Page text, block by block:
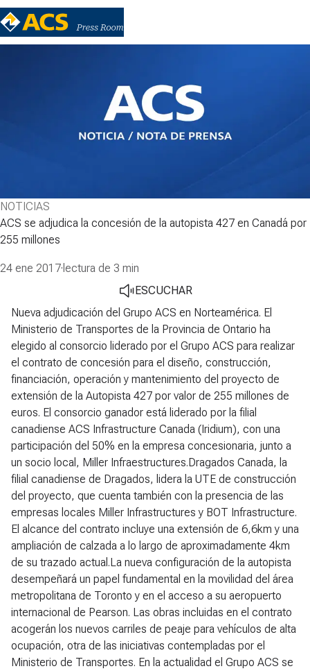
NOTICIAS
ACS se adjudica la concesión de la autopista 427 en Canadá por
255 millones
24 ene 2017· lectura de 3 min
ESCUCHAR
Nueva adjudicación del Grupo ACS en Norteamérica. El
Ministerio de Transportes de la Provincia de Ontario ha
elegido al consorcio liderado por el Grupo ACS para realizar
el contrato de concesión para el diseño, construcción,
financiación, operación y mantenimiento del proyecto de
extensión de la Autopista 427 por valor de 255 millones de
euros. El consorcio ganador está liderado por la filial
canadiense ACS Infrastructure Canada (Iridium), con una
participación del 50% en la empresa concesionaria, junto a
un socio local, Miller Infraestructures.Dragados Canada, la
filial canadiense de Dragados, lidera la UTE de construcción
del proyecto, que cuenta también con la presencia de las
empresas locales Miller Infrastructures y BOT Infrastructure.
El alcance del contrato incluye una extensión de 6,6km y una
ampliación de calzada a lo largo de aproximadamente 4km
de su trazado actual.La nueva configuración de la autopista
desempeñará un papel fundamental en la movilidad del área
metropolitana de Toronto y en el acceso a su aeropuerto
internacional de Pearson. Las obras incluidas en el contrato
acogerán los nuevos carriles de peaje para vehículos de alta
ocupación, otra de las iniciativas contempladas por el
Ministerio de Transportes. En la actualidad el Grupo ACS se